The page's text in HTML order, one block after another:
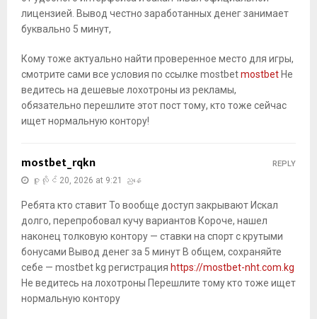
лицензией. Вывод честно заработанных денег занимает
буквально 5 минут,
Кому тоже актуально найти проверенное место для игры,
смотрите сами все условия по ссылке mostbetmostbet Не
ведитесь на дешевые лохотроны из рекламы,
обязательно перешлите этот пост тому, кто тоже сейчас
ищет нормальную контору!
mostbet_rqkn
ဇူလိုင် 20, 2026 at 9:21 ညနေ
Ребята кто ставит То вообще доступ закрывают Искал
долго, перепробовал кучу вариантов Короче, нашел
наконец толковую контору — ставки на спорт с крутыми
бонусами Вывод денег за 5 минут В общем, сохраняйте
себе — mostbet kg регистрация https://mostbet-nht.com.kg
Не ведитесь на лохотроны Перешлите тому кто тоже ищет
нормальную контору
REPLY